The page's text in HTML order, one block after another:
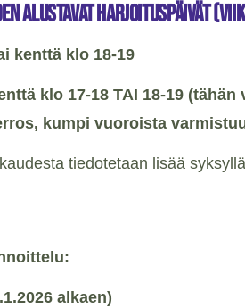
alustavat harjoituspäivät
kenttä klo 18-19
klo 17-18 TAI 18-19
kumpi vuoroista
tiedotetaan lisää syksyllä
alkaen)